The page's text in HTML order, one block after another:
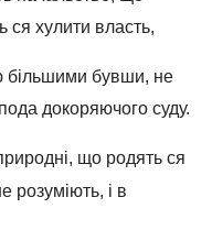
ся хулити власть,
більшими бувши, не
докоряючого суду.
що родять ся
розуміють, і в